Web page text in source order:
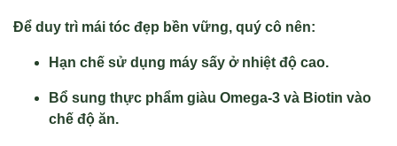
Để duy trì mái tóc đẹp bền vững, quý cô nên:
Hạn chế sử dụng máy sấy ở nhiệt độ cao.
Bổ sung thực phẩm giàu Omega-3 và Biotin vào
chế độ ăn.